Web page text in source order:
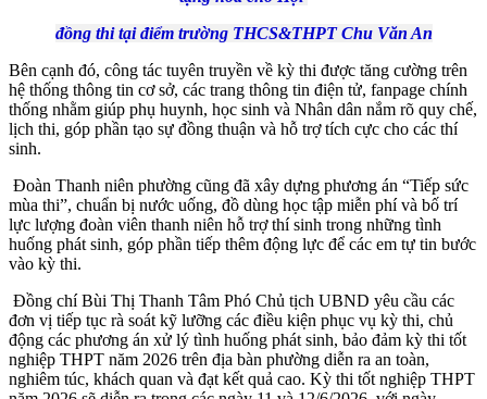
đồng thi tại điểm trường THCS&THPT Chu Văn An
Bên cạnh đó, công tác tuyên truyền về kỳ thi được tăng cường trên
hệ thống thông tin cơ sở, các trang thông tin điện tử, fanpage chính
thống nhằm giúp phụ huynh, học sinh và Nhân dân nắm rõ quy chế,
lịch thi, góp phần tạo sự đồng thuận và hỗ trợ tích cực cho các thí
sinh.
Đoàn Thanh niên phường cũng đã xây dựng phương án “Tiếp sức
mùa thi”, chuẩn bị nước uống, đồ dùng học tập miễn phí và bố trí
lực lượng đoàn viên thanh niên hỗ trợ thí sinh trong những tình
huống phát sinh, góp phần tiếp thêm động lực để các em tự tin bước
vào kỳ thi.
Đồng chí Bùi Thị Thanh Tâm Phó Chủ tịch UBND yêu cầu các
đơn vị tiếp tục rà soát kỹ lưỡng các điều kiện phục vụ kỳ thi, chủ
động các phương án xử lý tình huống phát sinh, bảo đảm kỳ thi tốt
nghiệp THPT năm 2026 trên địa bàn phường diễn ra an toàn,
nghiêm túc, khách quan và đạt kết quả cao. Kỳ thi tốt nghiệp THPT